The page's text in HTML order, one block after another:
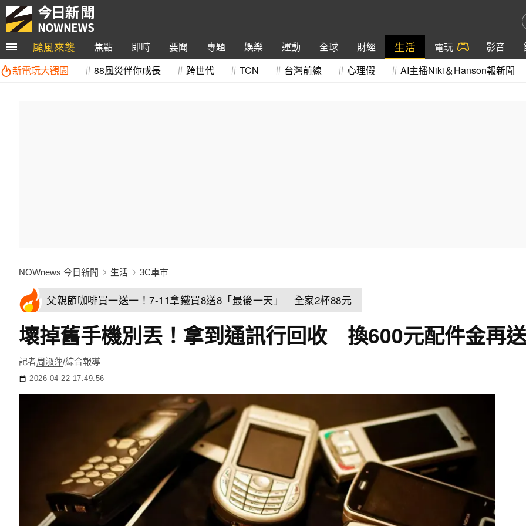
颱風來襲 焦點 即時 要聞 專題 娛樂 運動 全球 財經 生活 電玩 影音
新電玩大觀園
88風災伴你成長 跨世代 TCN 台灣前線 心理假 AI主播Niki＆Hanson報新聞
NOWnews 今日新聞 生活 3C車市
父親節咖啡買一送一！7-11拿鐵買8送8「最後一天」 全家2杯88元
壞掉舊手機別丟！拿到通訊行回收 換600元配件金再
記者周淑萍/綜合報導
2026-04-22 17:49:56